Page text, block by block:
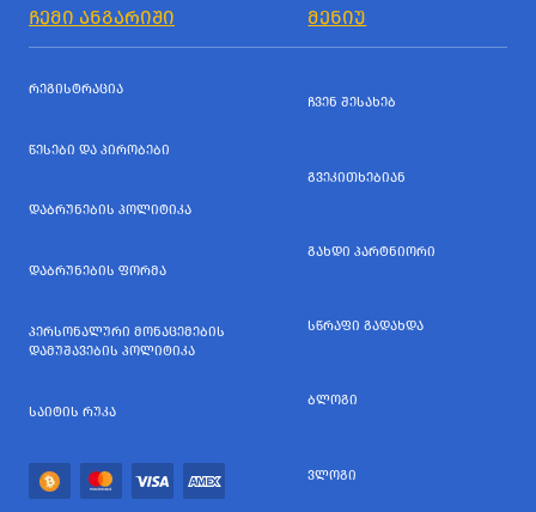
ᲩᲔᲛᲘ ᲐᲜᲒᲐᲠᲘᲨᲘ ᲛᲔᲜᲘᲣ
ᲠᲔᲒᲘᲡᲢᲠᲐᲪᲘᲐ
ᲬᲔᲡᲔᲑᲘ ᲓᲐ ᲞᲘᲠᲝᲑᲔᲑᲘ
ᲓᲐᲑᲠᲣᲜᲔᲑᲘᲡ ᲞᲝᲚᲘᲢᲘᲙᲐ
ᲓᲐᲑᲠᲣᲜᲔᲑᲘᲡ ᲤᲝᲠᲛᲐ
ᲞᲔᲠᲡᲝᲜᲐᲚᲣᲠᲘ ᲛᲝᲜᲐᲪᲔᲛᲔᲑᲘᲡ
ᲓᲐᲛᲣᲨᲐᲕᲔᲑᲘᲡ ᲞᲝᲚᲘᲢᲘᲙᲐ
ᲡᲐᲘᲢᲘᲡ ᲠᲣᲙᲐ
ᲩᲕᲔᲜ ᲨᲔᲡᲐᲮᲔᲑ
ᲒᲕᲔᲙᲘᲗᲮᲔᲑᲘᲐᲜ
ᲒᲐᲮᲓᲘ ᲞᲐᲠᲢᲜᲘᲝᲠᲘ
ᲡᲬᲠᲐᲤᲘ ᲒᲐᲓᲐᲮᲓᲐ
ᲑᲚᲝᲒᲘ
ᲕᲚᲝᲒᲘ